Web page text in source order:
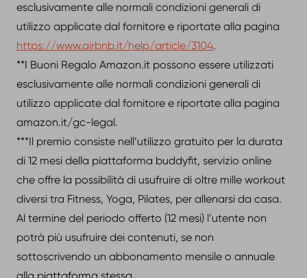
esclusivamente alle normali condizioni generali di
utilizzo applicate dal fornitore e riportate alla pagina
https://www.airbnb.it/help/article/3104.
**I Buoni Regalo Amazon.it possono essere utilizzati
esclusivamente alle normali condizioni generali di
utilizzo applicate dal fornitore e riportate alla pagina
amazon.it/gc-legal.
***Il premio consiste nell’utilizzo gratuito per la durata
di 12 mesi della piattaforma buddyfit, servizio online
che offre la possibilità di usufruire di oltre mille workout
diversi tra Fitness, Yoga, Pilates, per allenarsi da casa.
Al termine del periodo offerto (12 mesi) l’utente non
potrà più usufruire dei contenuti, se non
sottoscrivendo un abbonamento mensile o annuale